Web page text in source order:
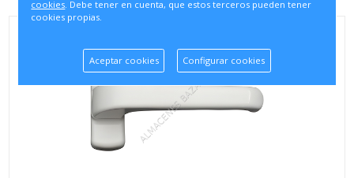
cookies. Debe tener en cuenta, que estos terceros pueden tener
cookies propias.
Aceptar cookies Configurar cookies